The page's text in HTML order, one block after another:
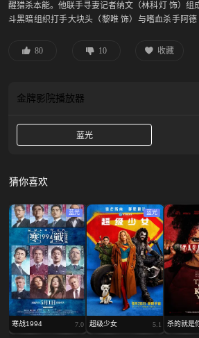
醒猎杀本能。他联手寻妻记者纳文（林科灯 饰）组
斗黑暗组织打手大块头（黎唯 饰）与嗜血杀手阿德
内死斗，一场又一场血腥残暴的生死拼杀连番上演
80 10 收藏
金牌影院播放器
蓝光
猜你喜欢
蓝光
寒战1994 7.0
蓝光
超级少女 5.1 杀的就是